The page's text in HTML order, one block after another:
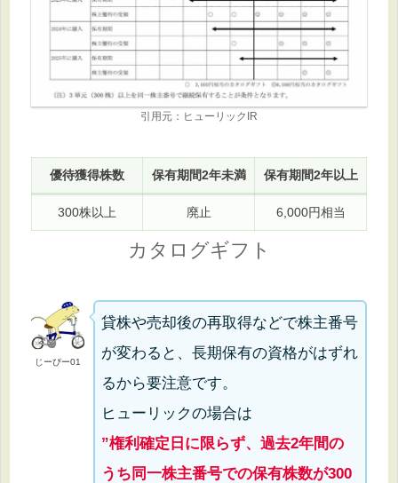
引用元：ヒューリックIR
優待獲得株数 保有期間2年未満 保有期間2年以上
300株以上 廃止 6,000円相当
カタログギフト
じーぴー01
貸株や売却後の再取得などで株主番号
が変わると、長期保有の資格がはずれ
るから要注意です。
ヒューリックの場合は
”権利確定日に限らず、過去2年間の
うち同一株主番号での保有株数が300